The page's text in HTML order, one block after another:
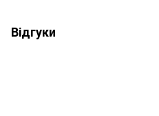
Відгуки